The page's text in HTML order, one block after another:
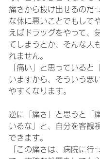
痛さから抜け出せるのだ
な体に悪いことでもして
えばドラッグをやって、
てしまうとか、そんな人
れません。
「痛い」と思っていると
いますから、そういう悪
やすくなります。
逆に「痛さ」と思うと「
いるな」と、自分を客観
できます。
「この痛さは、病院に行